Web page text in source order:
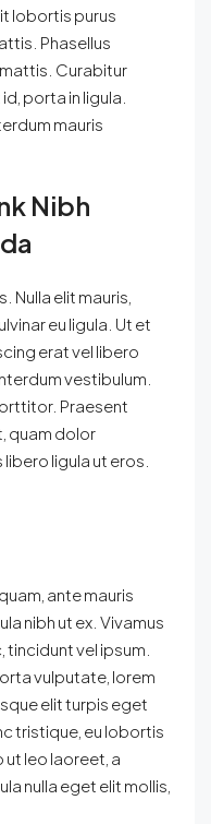
lobortis purus
Phasellus
Curabitur
porta in ligula.
mauris
Nibh
Nulla elit mauris,
eu ligula. Ut et
erat vel libero
vestibulum.
Praesent
quam dolor
ligula ut eros.
ante mauris
nibh ut ex. Vivamus
tincidunt vel ipsum.
vulputate, lorem
elit turpis eget
tristique, eu lobortis
leo laoreet, a
nulla eget elit mollis,